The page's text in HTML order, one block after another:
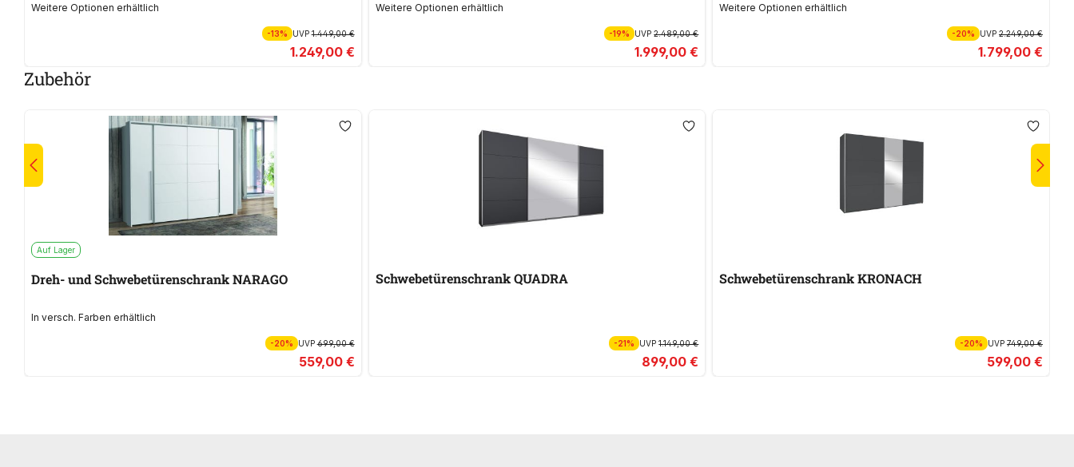
Weitere Optionen erhältlich
-13% UVP1.449,00 €
1.249,00 €
Weitere Optionen erhältlich
-19% UVP2.489,00 €
1.999,00 €
Weitere Optionen erhältlich
-20% UVP 2.249,00 €
1.799,00 €
Zubehör
Auf Lager
Dreh- und Schwebetürenschrank NARAGO
In versch. Farben erhältlich
-20% UVP699,00 €
559,00 €
Schwebetürenschrank QUADRA
-21% UVP1.149,00 €
899,00 €
Schwebetürenschrank KRONACH
-20% UVP 749,00 €
599,00 €